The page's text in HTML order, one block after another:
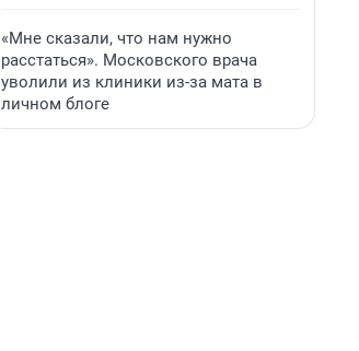
«Мне сказали, что нам нужно
расстаться». Московского врача
уволили из клиники из-за мата в
личном блоге